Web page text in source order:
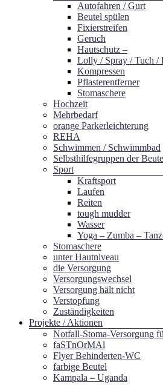
Autofahren / Gurt
Beutel spülen
Fixierstreifen
Geruch
Hautschutz –
Lolly / Spray / Tuch /
Kompressen
Pflasterentferner
Stomaschere
Hochzeit
Mehrbedarf
orange Parkerleichterung
REHA
Schwimmen / Schwimmbad
Selbsthilfegruppen der
Sport
Kraftsport
Laufen
Reiten
tough mudder
Wasser
Yoga – Zumba –
Stomaschere
unter Hautniveau
die Versorgung
Versorgungswechsel
Versorgung hält nicht
Verstopfung
Zuständigkeiten
Projekte / Aktionen
Notfall-Stoma-Versorgung
faSTnOrMAl
Flyer Behinderten-WC
farbige Beutel
Kampala – Uganda